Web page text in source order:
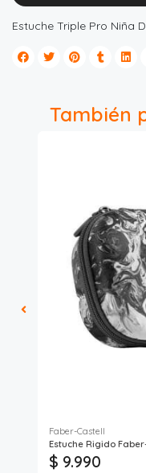
Estuche Triple Pro Niña
También
Faber-Castell
Estuche Rigido
$ 9.990